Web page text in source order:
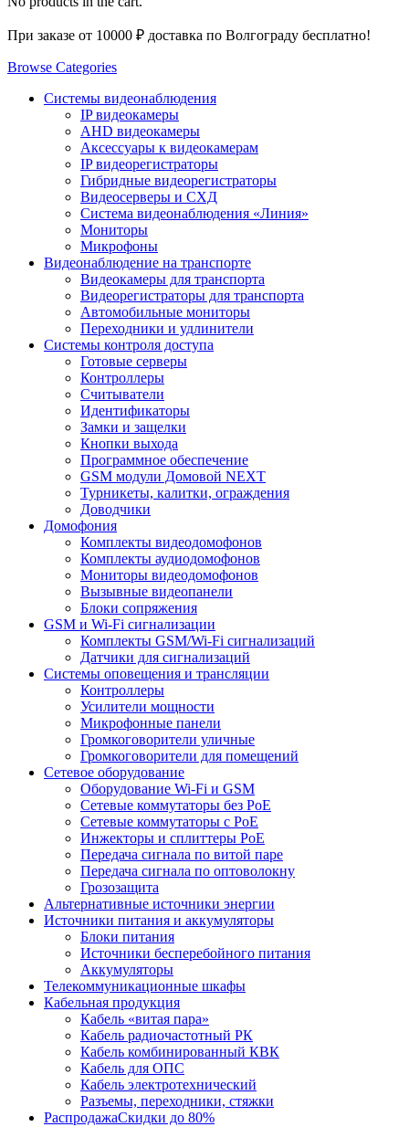
При заказе от 10000 ₽ доставка по Волгограду бесплатно!
Browse Categories
Системы видеонаблюдения
IP видеокамеры
AHD видеокамеры
Аксессуары к видеокамерам
IP видеорегистраторы
Гибридные видеорегистраторы
Видеосерверы и СХД
Система видеонаблюдения «Линия»
Мониторы
Микрофоны
Видеонаблюдение на транспорте
Видеокамеры для транспорта
Видеорегистраторы для транспорта
Автомобильные мониторы
Переходники и удлинители
Системы контроля доступа
Готовые серверы
Контроллеры
Считыватели
Идентификаторы
Замки и защелки
Кнопки выхода
Программное обеспечение
GSM модули Домовой NEXT
Турникеты, калитки, ограждения
Доводчики
Домофония
Комплекты видеодомофонов
Комплекты аудиодомофонов
Мониторы видеодомофонов
Вызывные видеопанели
Блоки сопряжения
GSM и Wi-Fi сигнализации
Комплекты GSM/Wi-Fi сигнализаций
Датчики для сигнализаций
Системы оповещения и трансляции
Контроллеры
Усилители мощности
Микрофонные панели
Громкоговорители уличные
Громкоговорители для помещений
Сетевое оборудование
Оборудование Wi-Fi и GSM
Сетевые коммутаторы без PoE
Сетевые коммутаторы с PoE
Инжекторы и сплиттеры PoE
Передача сигнала по витой паре
Передача сигнала по оптоволокну
Грозозащита
Альтернативные источники энергии
Источники питания и аккумуляторы
Блоки питания
Источники бесперебойного питания
Аккумуляторы
Телекоммуникационные шкафы
Кабельная продукция
Кабель «витая пара»
Кабель радиочастотный РК
Кабель комбинированный КВК
Кабель для ОПС
Кабель электротехнический
Разъемы, переходники, стяжки
РаспродажаСкидки до 80%